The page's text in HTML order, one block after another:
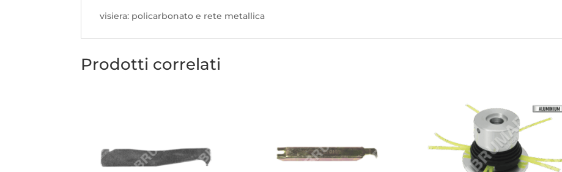
visiera: policarbonato e rete metallica
Prodotti correlati